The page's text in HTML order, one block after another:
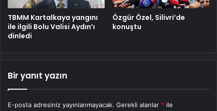
TBMM Kartalkaya yangını
ile ilgili Bolu Valisi Aydın’ı
dinledi
Özgür Özel, Silivri’de
konuştu
Bir yanıt yazın
E-posta adresiniz yayınlanmayacak. Gerekli alanlar * ile